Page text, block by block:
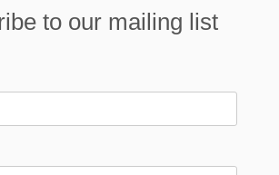
to our mailing list